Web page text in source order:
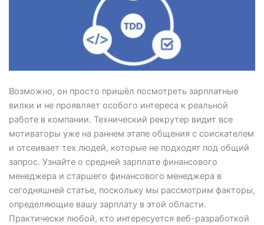
Возможно, он просто пришёл посмотреть зарплатные
вилки и не проявляет особого интереса к реальной
работе в компании. Технический рекрутер видит все
мотиваторы уже на раннем этапе общения с соискателем
и отсеивает тех людей, которые не подходят под общий
запрос. Узнайте о средней зарплате финансового
менеджера и старшего финансового менеджера в
сегодняшней статье, поскольку мы рассмотрим факторы,
определяющие вашу зарплату в этой области.
Практически любой, кто интересуется веб-разработкой